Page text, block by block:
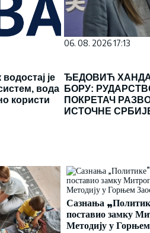
је
вода
користи
06. 08. 2026 17:13
ЂЕДОВИЋ
БОРУ:
ПОКРЕТАЧ
ИСТОЧНЕ
Сазнања
поставио замку
Методију у